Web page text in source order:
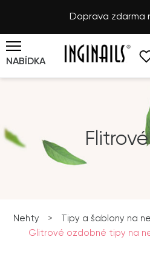
Doprava zdarma
NABÍDKA
Nehty > Tipy a šablony na
Glitrové ozdobné tipy na